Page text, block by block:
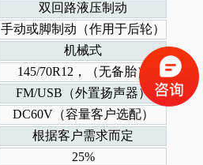
双回路液压制动
手动或脚制动（作用于后轮）
机械式
145/70R12，（无备胎）
FM/USB（外置扬声器）
DC60V（容量客户选配）
根据客户需求而定
25%